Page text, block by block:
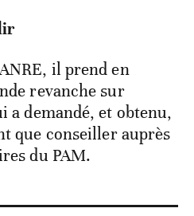
il prend en
revanche sur
a demandé, et obtenu,
que conseiller auprès
du PAM.